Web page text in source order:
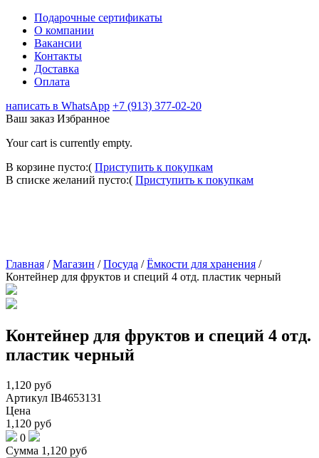
Подарочные сертификаты
О компании
Вакансии
Контакты
Доставка
Оплата
написать в WhatsApp +7 (913) 377-02-20
Ваш заказ Избранное
Your cart is currently empty.
В корзине пусто:( Приступить к покупкам
В списке желаний пусто:( Приступить к покупкам
Главная /Магазин /Посуда /Ёмкости для хранения /
Контейнер для фруктов и специй 4 отд. пластик черный
Контейнер для фруктов и специй 4 отд.
пластик черный
1,120 руб
Артикул IB4653131
Цена
1,120 руб
0
Сумма 1,120 руб